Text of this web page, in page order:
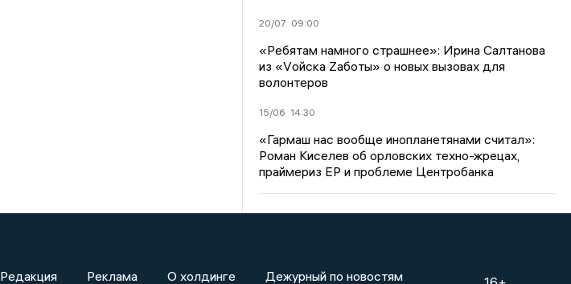
20/07 09:00
«Ребятам намного страшнее»: Ирина Салтанова
из «Vойска Zаботы» о новых вызовах для
волонтеров
15/06 14:30
«Гармаш нас вообще инопланетянами считал»:
Роман Киселев об орловских техно-жрецах,
праймериз ЕР и проблеме Центробанка
Редакция Реклама О холдинге Дежурный по новостям